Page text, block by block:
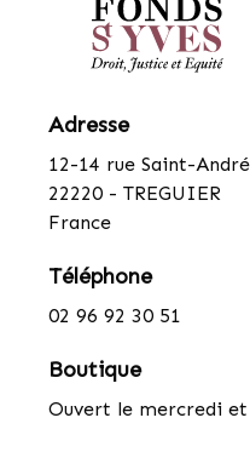
Adresse
12-14 rue Saint-André
22220 - TREGUIER
France
Téléphone
02 96 92 30 51
Boutique
Ouvert le mercredi et